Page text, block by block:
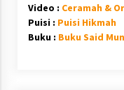
Video : Ceramah &
Puisi : Puisi Hikmah
Buku : Buku Said